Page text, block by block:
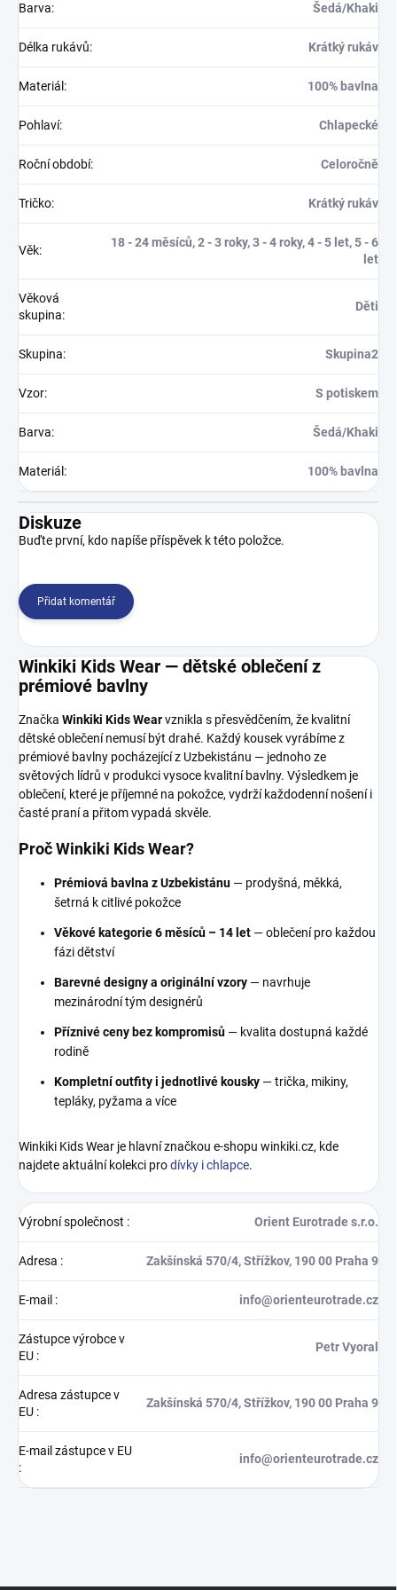
Barva: Šedá/Khaki
Délka rukávů: Krátký rukáv
Materiál : 100% bavlna
Pohlaví: Chlapecké
Roční období: Celoročně
Tričko: Krátký rukáv
Věk:
18 - 24 měsíců, 2 - 3 roky, 3 - 4 roky, 4 - 5 let, 5 - 6
let
Věková
skupina:
Děti
Skupina: Skupina2
Vzor: S potiskem
Barva: Šedá/Khaki
Materiál : 100% bavlna
Diskuze
Buďte první, kdo napíše příspěvek k této položce.
Přidat komentář
Winkiki Kids Wear — dětské oblečení z
prémiové bavlny
Značka Winkiki Kids Wearvznikla s přesvědčením, že kvalitní
dětské oblečení nemusí být drahé. Každý kousek vyrábíme z
prémiové bavlny pocházející z Uzbekistánu — jednoho ze
světových lídrů v produkci vysoce kvalitní bavlny. Výsledkem je
oblečení, které je příjemné na pokožce, vydrží každodenní nošení i
časté praní a přitom vypadá skvěle.
Proč Winkiki Kids Wear?
Prémiová bavlna z Uzbekistánu — prodyšná, měkká,
šetrná k citlivé pokožce
Věkové kategorie 6 měsíců – 14 let — oblečení pro každou
fázi dětství
Barevné designy a originální vzory — navrhuje
mezinárodní tým designérů
Příznivé ceny bez kompromisů — kvalita dostupná každé
rodině
Kompletní outfity i jednotlivé kousky — trička, mikiny,
tepláky, pyžama a více
Winkiki Kids Wear je hlavní značkou e-shopu winkiki.cz, kde
najdete aktuální kolekci prodívky i chlapce.
Výrobní společnost : Orient Eurotrade s.r.o.
Adresa : Zakšínská 570/4, Střížkov, 190 00 Praha 9
E-mail : info@orienteurotrade.cz
Zástupce výrobce v
EU :
Petr Vyoral
Adresa zástupce v
EU :
Zakšínská 570/4, Střížkov, 190 00 Praha 9
E-mail zástupce v EU
:
info@orienteurotrade.cz